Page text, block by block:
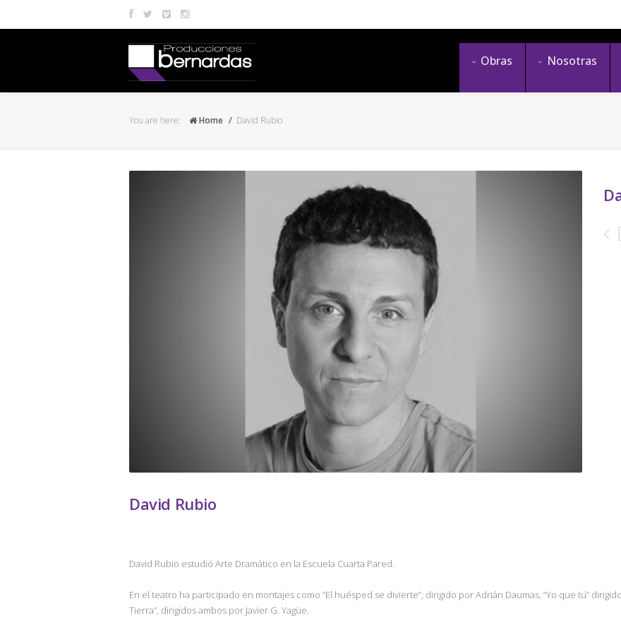
Obras Nosotras
You are here: Home David Rubio
David Rubio
David Rubio estudió Arte Dramático en la Escuela Cuarta Pared.
En el teatro ha participado en montajes como “El huésped se divierte”, dirigido por Adrián Daumas, “Yo que tú”
Tierra”, dirigidos ambos por Javier G. Yagüe.